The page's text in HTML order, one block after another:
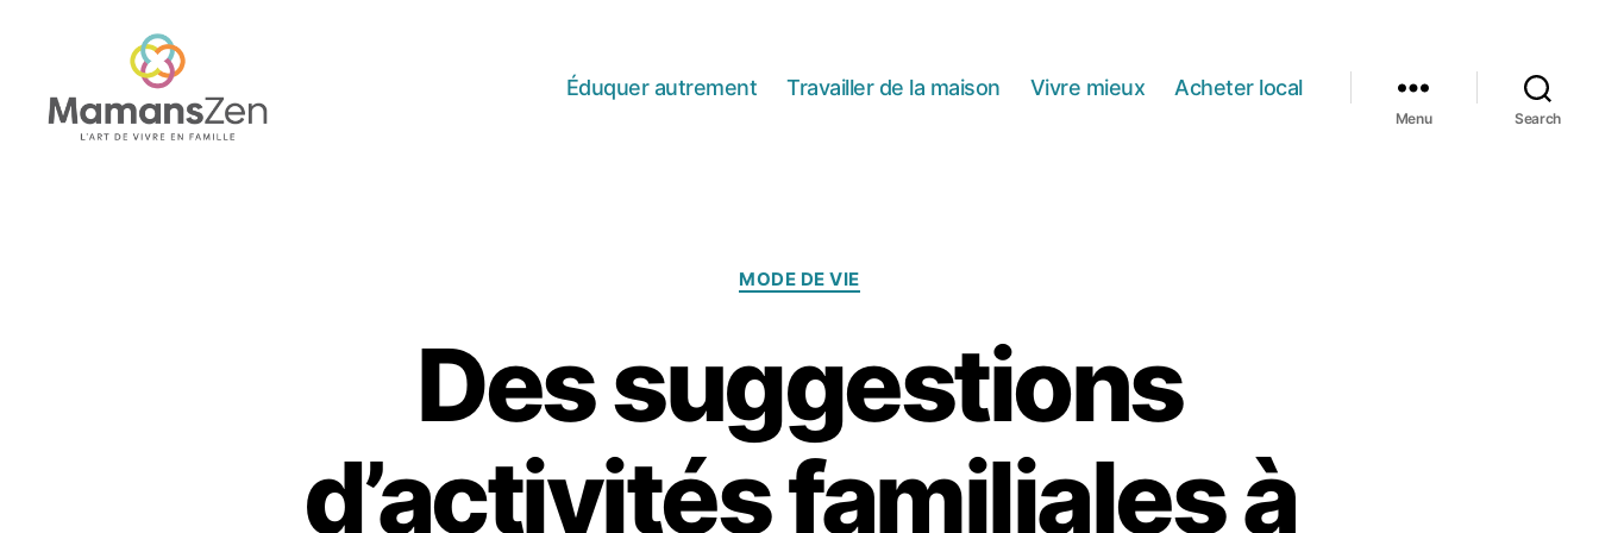
Éduquer autrement Travailler de la maison Vivre mieux Acheter local
Menu Search
Catégories
MODE DE VIE
Des suggestions
d’activités familiales à